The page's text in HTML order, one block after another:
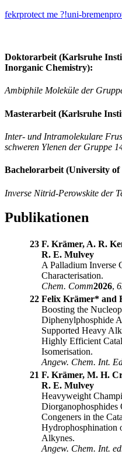
fekrprotect me ?!uni-bremen
Doktorarbeit (Karlsruhe
Inorganic Chemistry):
Ambiphile Moleküle der
Masterarbeit (Karlsruhe
Inter- und Intramolekulare
schweren Ylenen der Gruppe
Bachelorarbeit (University
Inverse Nitrid-Perowskite der
Publikationen
23 F. Krämer, A. R.
R. E. Mulvey
A Palladium Inverse
Characterisation.
Chem. Comm2026,
22 Felix Krämer* and
Boosting the
Diphenylphosphide
Supported Heavy
Highly Efficient
Isomerisation.
Angew. Chem. Int.
21 F. Krämer, M. H.
R. E. Mulvey
Heavyweight
Congeners in the
Hydrophosphination
Alkynes.
Angew. Chem. Int.